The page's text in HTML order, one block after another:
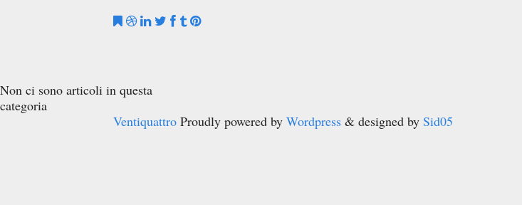
Non ci sono articoli in questa
categoria
Ventiquattro Proudly powered by Wordpress & designed by Sid05